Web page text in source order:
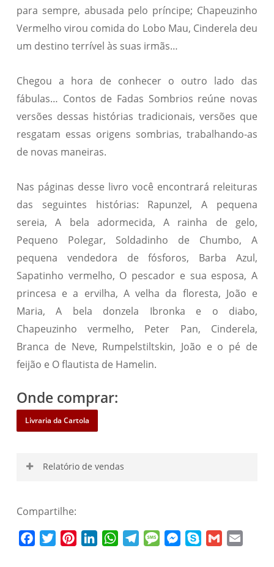
para sempre, abusada pelo príncipe; Chapeuzinho
Vermelho virou comida do Lobo Mau, Cinderela deu
um destino terrível às suas irmãs…
Chegou a hora de conhecer o outro lado das
fábulas… Contos de Fadas Sombrios reúne novas
versões dessas histórias tradicionais, versões que
resgatam essas origens sombrias, trabalhando-as
de novas maneiras.
Nas páginas desse livro você encontrará releituras
das seguintes histórias: Rapunzel, A pequena
sereia, A bela adormecida, A rainha de gelo,
Pequeno Polegar, Soldadinho de Chumbo, A
pequena vendedora de fósforos, Barba Azul,
Sapatinho vermelho, O pescador e sua esposa, A
princesa e a ervilha, A velha da floresta, João e
Maria, A bela donzela Ibronka e o diabo,
Chapeuzinho vermelho, Peter Pan, Cinderela,
Branca de Neve, Rumpelstiltskin, João e o pé de
feijão e O flautista de Hamelin.
Onde comprar:
Livraria da Cartola
Relatório de vendas
Nome de usuário
Compartilhe:
FacebookTwitterPinterestLinkedInWhatsAppTelegramMessageMessenger
Skype Gmail